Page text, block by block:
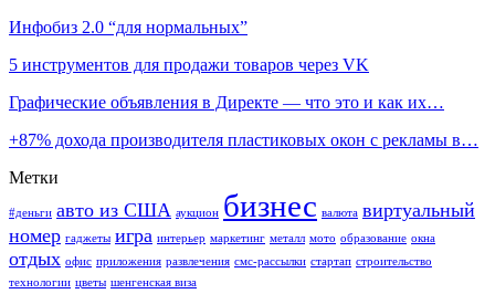
Инфобиз 2.0 “для нормальных”
5 инструментов для продажи товаров через VK
Графические объявления в Директе — что это и как их…
+87% дохода производителя пластиковых окон с рекламы в…
Метки
#деньги авто из США аукцион бизнес валюта виртуальный
номер гаджеты игра интерьер маркетинг металл мото образование окна
отдых офис приложения развлечения смс-рассылки стартап строительство
технологии цветы шенгенская виза